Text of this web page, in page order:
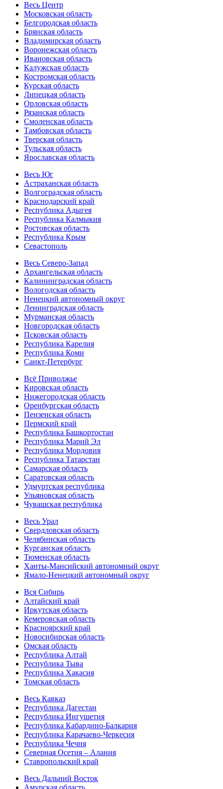
Весь Центр
Московская область
Белгородская область
Брянская область
Владимирская область
Воронежская область
Ивановская область
Калужская область
Костромская область
Курская область
Липецкая область
Орловская область
Рязанская область
Смоленская область
Тамбовская область
Тверская область
Тульская область
Ярославская область
Весь Юг
Астраханская область
Волгоградская область
Краснодарский край
Республика Адыгея
Республика Калмыкия
Ростовская область
Республика Крым
Севастополь
Весь Северо-Запад
Архангельская область
Калининградская область
Вологодская область
Ненецкий автономный округ
Ленинградская область
Мурманская область
Новгородская область
Псковская область
Республика Карелия
Республика Коми
Санкт-Петербург
Всё Приволжье
Кировская область
Нижегородская область
Оренбургская область
Пензенская область
Пермский край
Республика Башкортостан
Республика Марий Эл
Республика Мордовия
Республика Татарстан
Самарская область
Саратовская область
Удмуртская республика
Ульяновская область
Чувашская республика
Весь Урал
Свердловская область
Челябинская область
Курганская область
Тюменская область
Ханты-Мансийский автономный округ
Ямало-Ненецкий автономный округ
Вся Сибирь
Алтайский край
Иркутская область
Кемеровская область
Красноярский край
Новосибирская область
Омская область
Республика Алтай
Республика Тыва
Республика Хакасия
Томская область
Весь Кавказ
Республика Дагестан
Республика Ингушетия
Республика Кабардино-Балкария
Республика Карачаево-Черкесия
Республика Чечня
Северная Осетия – Алания
Ставропольский край
Весь Дальний Восток
Амурская область